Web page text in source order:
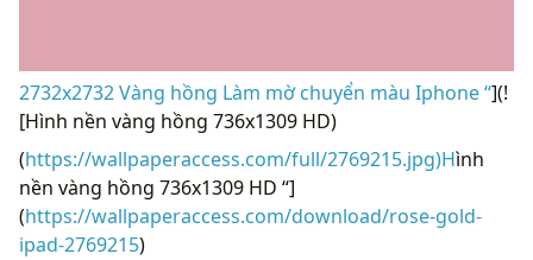
2732x2732 Vàng hồng Làm mờ chuyển màu Iphone “](!
[Hình nền vàng hồng 736x1309 HD)
(https://wallpaperaccess.com/full/2769215.jpg)Hình
nền vàng hồng 736x1309 HD “]
(https://wallpaperaccess.com/download/rose-gold-
ipad-2769215)